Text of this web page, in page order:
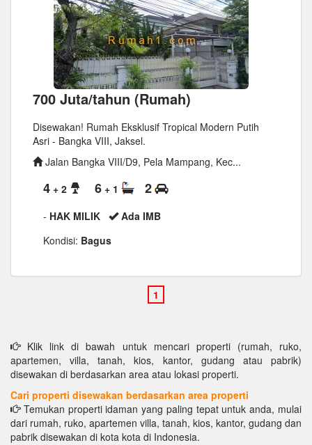
700 Juta/tahun (Rumah)
Disewakan! Rumah Eksklusif Tropical Modern Putih
Asri - Bangka VIII, Jaksel.
Jalan Bangka VIII/D9, Pela Mampang, Kec...
4 + 2 6 + 1 2
- HAK MILIK
Ada IMB
Kondisi: Bagus
Klik link di bawah untuk mencari properti (rumah, ruko,
apartemen, villa, tanah, kios, kantor, gudang atau pabrik)
disewakan di berdasarkan area atau lokasi properti.
Cari properti disewakan berdasarkan area properti
Temukan properti idaman yang paling tepat untuk anda, mulai
dari rumah, ruko, apartemen villa, tanah, kios, kantor, gudang dan
pabrik disewakan di kota kota di Indonesia.